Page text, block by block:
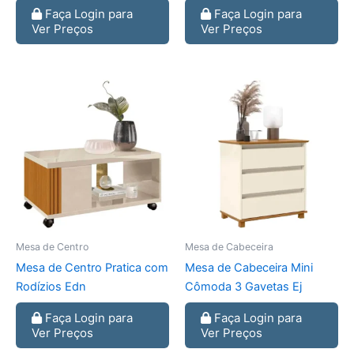
Faça Login para
Ver Preços
Faça Login para
Ver Preços
Mesa de Centro
Mesa de Centro Pratica com
Rodízios Edn
Faça Login para
Ver Preços
Mesa de Cabeceira
Mesa de Cabeceira Mini
Cômoda 3 Gavetas Ej
Faça Login para
Ver Preços